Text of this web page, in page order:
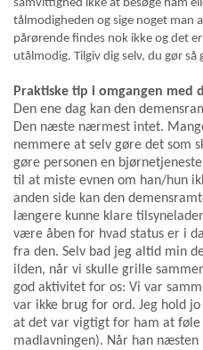
samvittighed ikke at besøge ham
tålmodigheden og sige noget man
pårørende findes nok ikke og det
utålmodig. Tilgiv dig selv, du gør så
Praktiske tip i omgangen med
Den ene dag kan den
Den næste nærmest intet.
nemmere at selv gøre det som
gøre personen en
til at miste evnen om han/hun
anden side kan den
længere kunne klare
være åben for hvad status er i
fra den. Selv bad jeg altid min
ilden, når vi skulle grille
god aktivitet for os: Vi var
var ikke brug for ord. Jeg hold
at det var vigtigt for ham at føle
madlavningen). Når han næsten